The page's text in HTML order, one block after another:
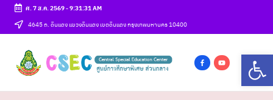
Skip
content
ศ. 7 ส.ค. 2569-9:31:32 AM
4645 ถ. ดินแดง แขวงดินแดง เขตดินแดง กรุงเทพมหานคร 10400
ศู
น
csec
a
o